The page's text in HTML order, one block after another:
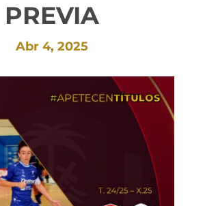
PREVIA
Abr 4, 2025